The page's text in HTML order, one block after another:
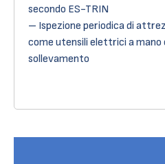
secondo ES-TRIN
– Ispezione periodica di
come utensili elettrici a
sollevamento